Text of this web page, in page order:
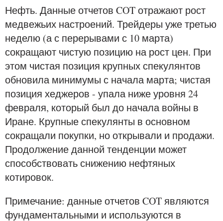
Нефть. Данные отчетов COT отражают рост
медвежьих настроений. Трейдеры уже третью
неделю (а с перерывами с 10 марта)
сокращают чистую позицию на рост цен. При
этом чистая позиция крупных спекулянтов
обновила минимумы с начала марта; чистая
позиция хеджеров - упала ниже уровня 24
февраля, который был до начала войны в
Иране. Крупные спекулянты в основном
сокращали покупки, но открывали и продажи.
Продолжение данной тенденции может
способствовать снижению нефтяных
котировок.
Примечание: данные отчетов COT являются
фундаментальными и используются в